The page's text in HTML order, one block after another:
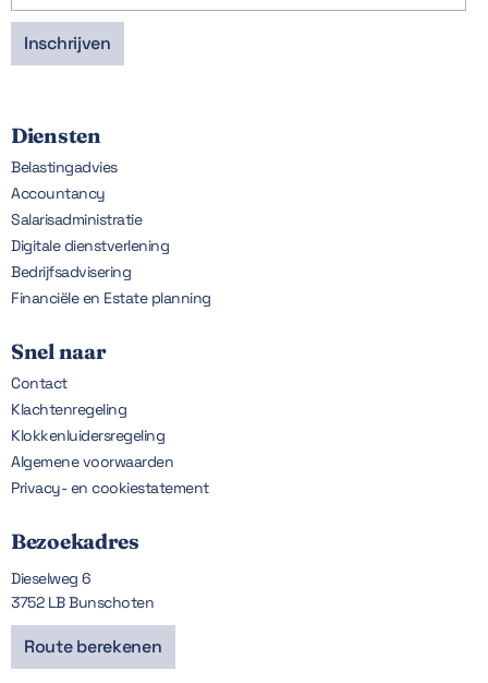
Diensten
Belastingadvies
Accountancy
Salarisadministratie
Digitale dienstverlening
Bedrijfsadvisering
Financiële en Estate planning
Snel naar
Contact
Klachtenregeling
Klokkenluidersregeling
Algemene voorwaarden
Privacy- en cookiestatement
Bezoekadres
Dieselweg 6
3752 LB Bunschoten
Route berekenen